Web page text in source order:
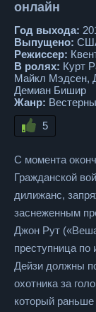
онлайн
Год выхода:
Выпущено:
Режиссер:
В ролях: Курт
Майкл Мэдсен,
Демиан Бишир
Жанр: Вестерны
5
С момента
Гражданской
дилижанс,
заснеженным
Джон Рут
преступница по
Дейзи должны
охотника за
который раньше